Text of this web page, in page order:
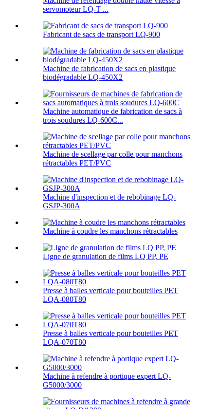
servomoteur LQ-T ...
Fabricant de sacs de transport LQ-900
Machine de fabrication de sacs en plastique
biodégradable LQ-450X2
Machine automatique de fabrication de sacs à
trois soudures LQ-600C...
Machine de scellage par colle pour manchons
rétractables PET/PVC
Machine d'inspection et de rebobinage LQ-
GSJP-300A
Machine à coudre les manchons rétractables
Ligne de granulation de films LQ PP, PE
Presse à balles verticale pour bouteilles PET
LQA-080T80
Presse à balles verticale pour bouteilles PET
LQA-070T80
Machine à refendre à portique expert LQ-
G5000/3000